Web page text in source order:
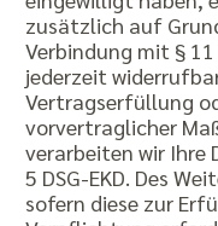
zusätzlich auf
Verbindung mit § 11
jederzeit
Vertragserfüllung
vorvertraglicher
verarbeiten wir Ihre
5 DSG-EKD. Des
sofern diese zur